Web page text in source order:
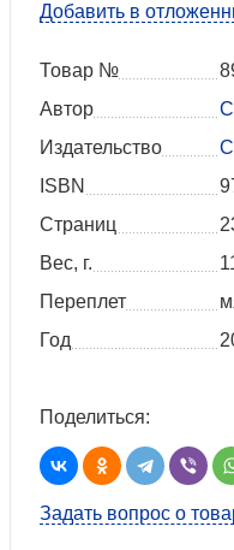
Добавить в
Товар №
Автор
Издательство
ISBN
Страниц
Вес, г.
Переплет
Год
Поделиться:
Задать вопрос о